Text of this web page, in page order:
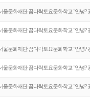
울문화재단 꿈다락토요문화학교 "안녕?
울문화재단 꿈다락토요문화학교 "안녕?
울문화재단 꿈다락토요문화학교 "안녕?
울문화재단 꿈다락토요문화학교 "안녕?
울문화재단 꿈다락토요문화학교 "안녕?